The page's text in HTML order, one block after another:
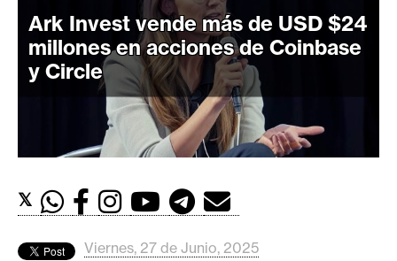
p
t
o
c
d
s
Ark Invest vende más de USD $24
millones en acciones de Coinbase
y Circle
𝕏
Viernes, 27 de Junio, 2025